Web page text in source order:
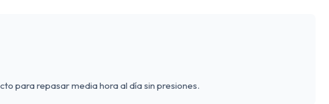
para repasar media hora al día sin presiones.